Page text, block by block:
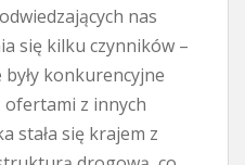
nas
się kilku czynników –
konkurencyjne
z innych
stała się krajem z